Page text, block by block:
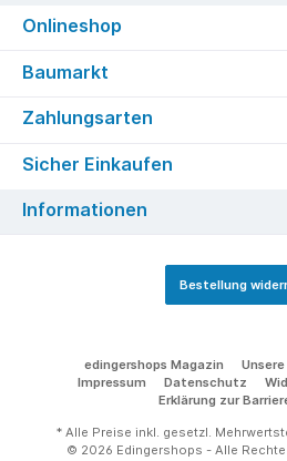
Onlineshop
Baumarkt
Zahlungsarten
Sicher Einkaufen
Informationen
Bestellung
edingershops Magazin
Impressum
Datenschutz
Erklärung zur
* Alle Preise inkl. gesetzl.
© 2026 Edingershops - Alle